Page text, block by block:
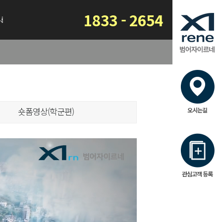
1833 - 2654
오시는길
관심고객 등록
숏폼영상(학군편)